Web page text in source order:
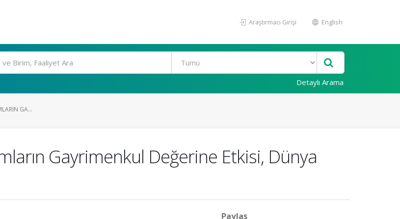
Araştırmacı Girişi English
Detaylı Arama
GA...
Gayrimenkul Değerine Etkisi, Dünya
Paylaş